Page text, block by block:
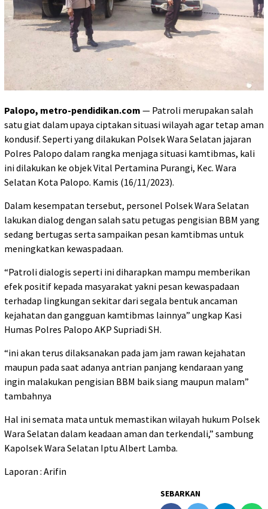
Palopo, metro-pendidikan.com — Patroli merupakan salah
satu giat dalam upaya ciptakan situasi wilayah agar tetap aman
kondusif. Seperti yang dilakukan Polsek Wara Selatan jajaran
Polres Palopo dalam rangka menjaga situasi kamtibmas, kali
ini dilakukan ke objek Vital Pertamina Purangi, Kec. Wara
Selatan Kota Palopo. Kamis (16/11/2023).
Dalam kesempatan tersebut, personel Polsek Wara Selatan
lakukan dialog dengan salah satu petugas pengisian BBM yang
sedang bertugas serta sampaikan pesan kamtibmas untuk
meningkatkan kewaspadaan.
“Patroli dialogis seperti ini diharapkan mampu memberikan
efek positif kepada masyarakat yakni pesan kewaspadaan
terhadap lingkungan sekitar dari segala bentuk ancaman
kejahatan dan gangguan kamtibmas lainnya” ungkap Kasi
Humas Polres Palopo AKP Supriadi SH.
“ini akan terus dilaksanakan pada jam jam rawan kejahatan
maupun pada saat adanya antrian panjang kendaraan yang
ingin malakukan pengisian BBM baik siang maupun malam”
tambahnya
Hal ini semata mata untuk memastikan wilayah hukum Polsek
Wara Selatan dalam keadaan aman dan terkendali,” sambung
Kapolsek Wara Selatan Iptu Albert Lamba.
Laporan : Arifin
SEBARKAN